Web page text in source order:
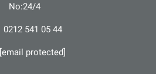
No:24/4
0212 541 05 44
[email protected]